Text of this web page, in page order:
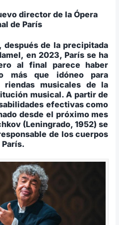
director de la Ópera
de París
después de la precipitada
en 2023, París se ha
al final parece haber
más que idóneo para
musicales de la
musical. A partir de
efectivas como
desde el próximo mes
(Leningrado, 1952) se
de los cuerpos
París.